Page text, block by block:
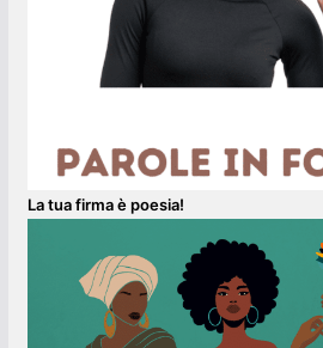
La tua firma è poesia!